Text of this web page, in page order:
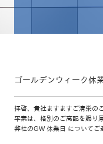
ゴールデンウィーク休
拝啓、貴社ますますご清栄の
平素は、格別のご高配を賜り
弊社のGW 休業日 についてご